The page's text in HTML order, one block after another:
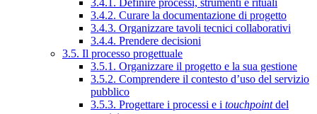
3.4.2. Curare la documentazione di progetto
3.4.3. Organizzare tavoli tecnici collaborativi
3.4.4. Prendere decisioni
3.5. Il processo progettuale
3.5.1. Organizzare il progetto e la sua gestione
3.5.2. Comprendere il contesto d’uso del servizio
pubblico
3.5.3. Progettare i processi e i touchpointdel